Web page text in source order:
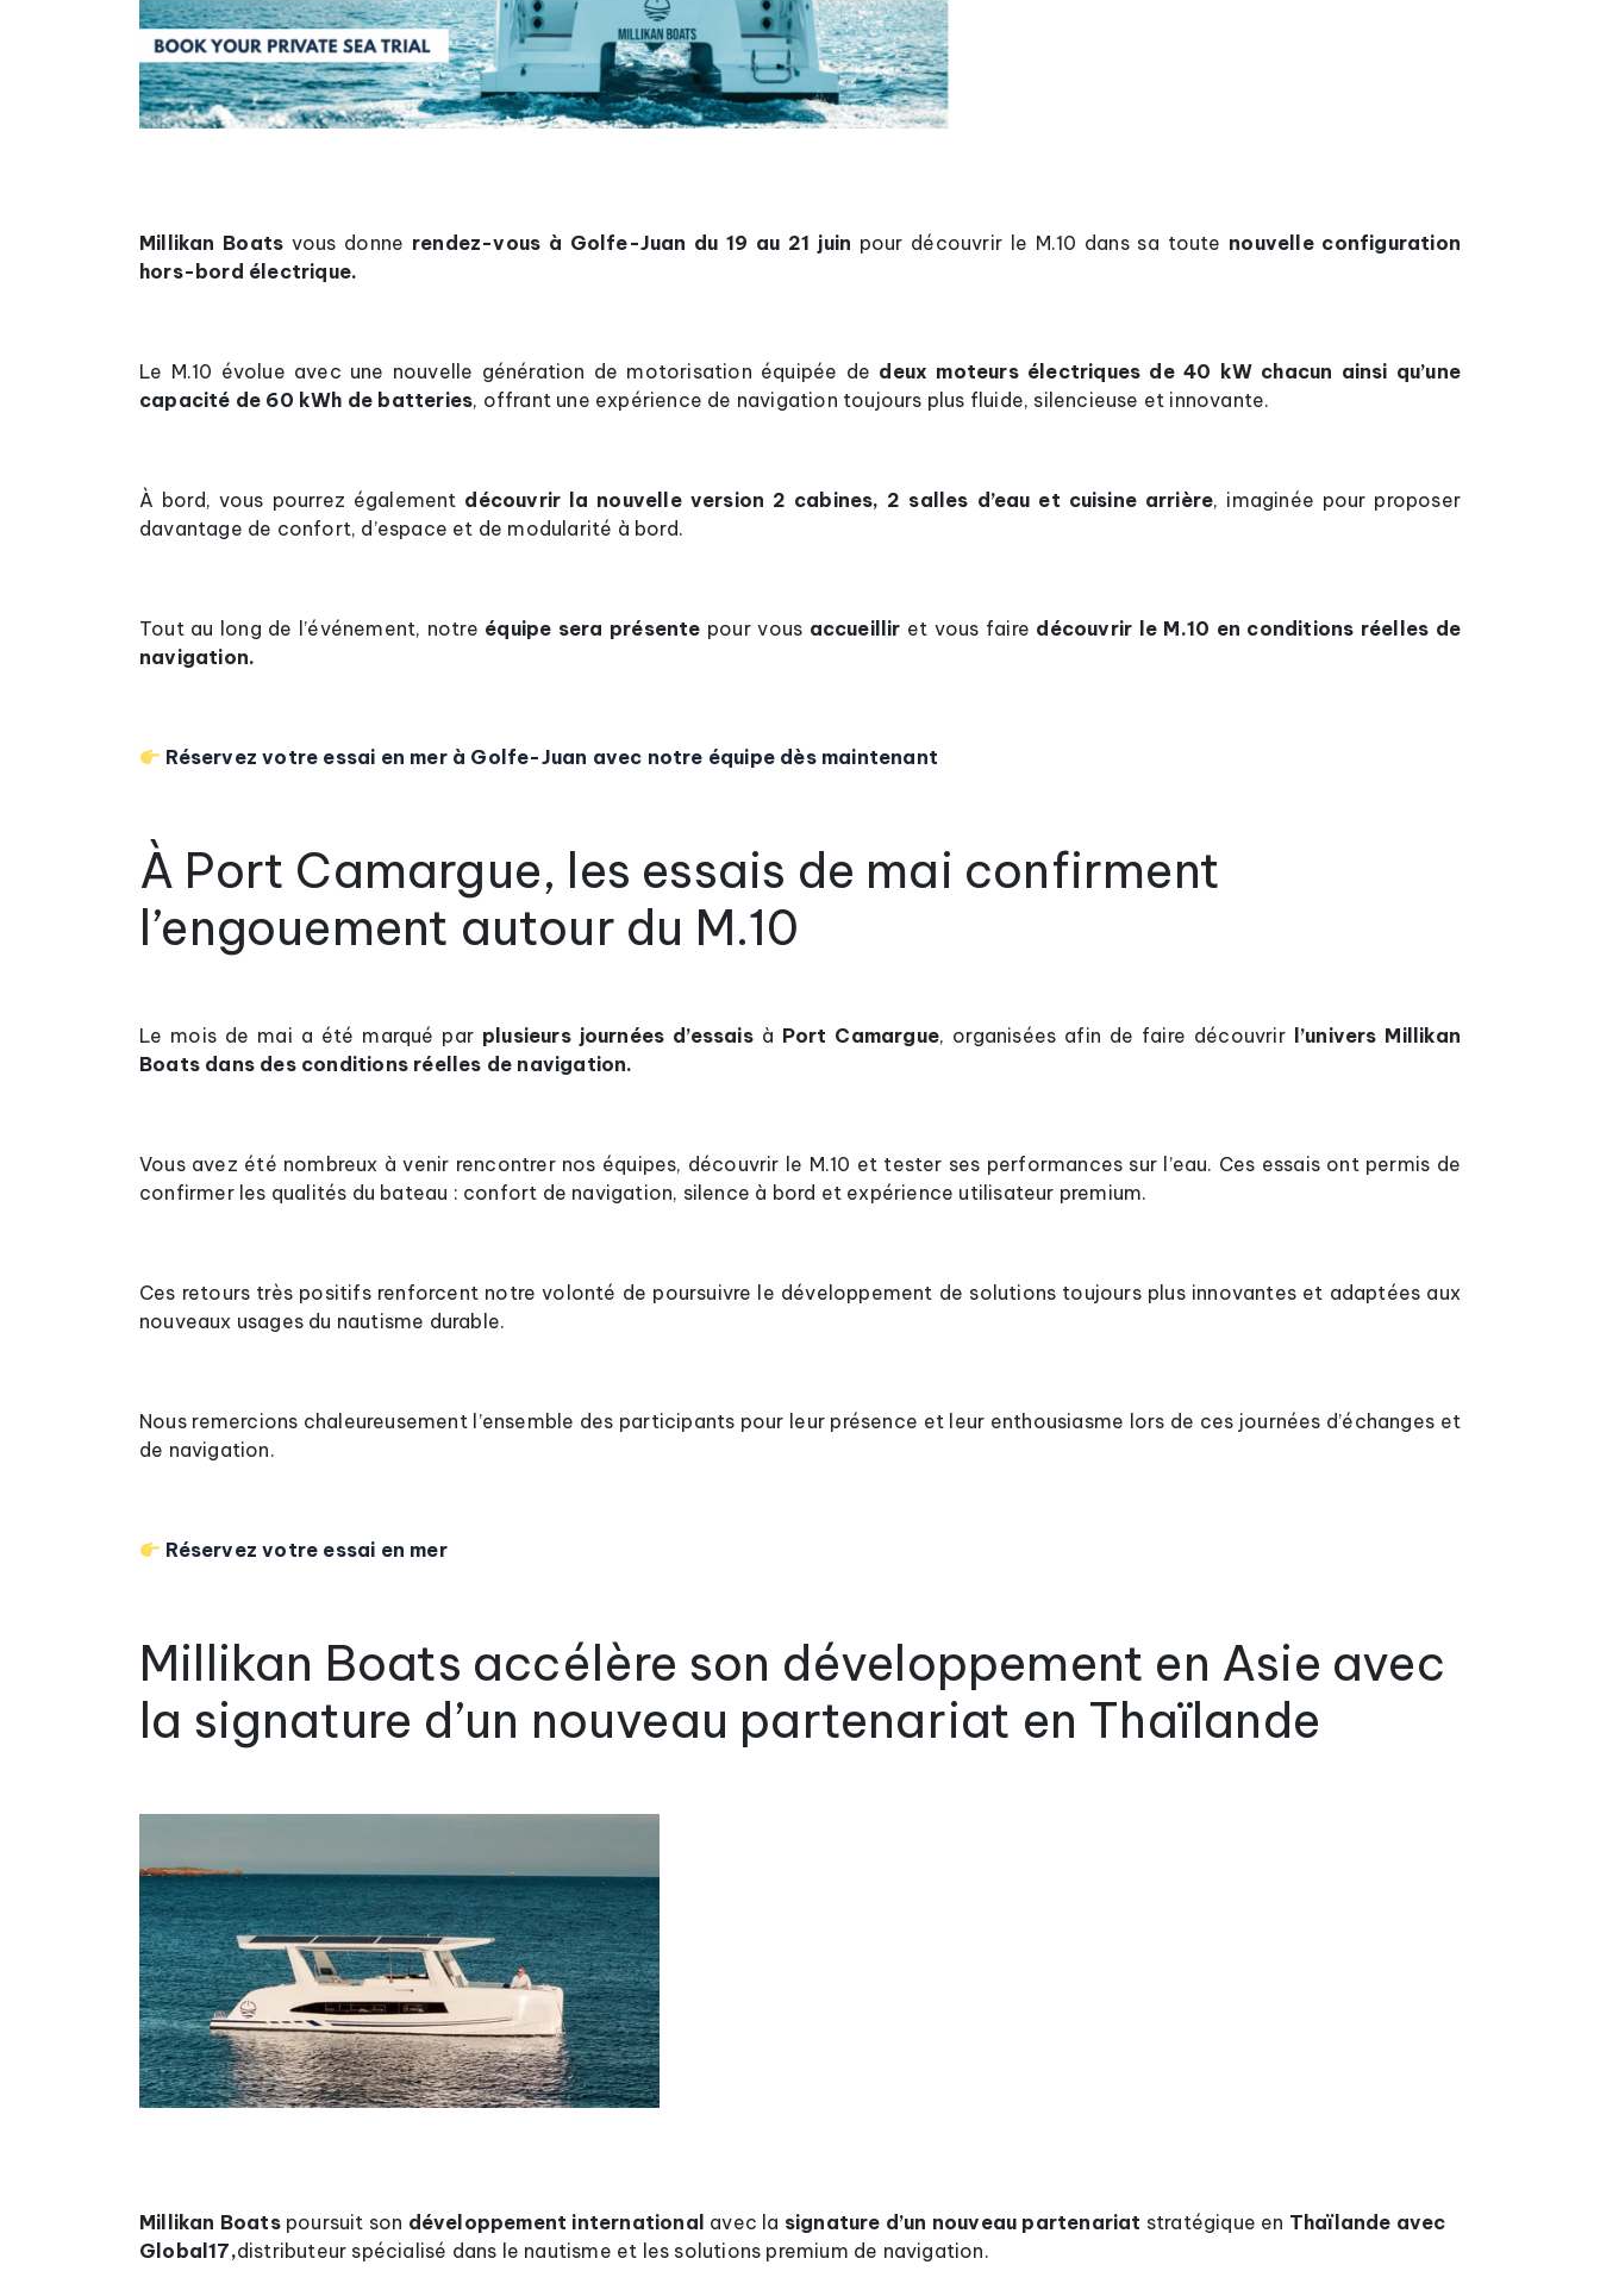
Millikan Boats vous donne rendez-vous à Golfe-Juan du 19 au 21 juin pour découvrir le M.10 dans sa toute nouvelle configuration
hors-bord électrique.
Le M.10 évolue avec une nouvelle génération de motorisation équipée de deux moteurs électriques de 40 kW chacun ainsi qu’une
capacité de 60 kWh de batteries, offrant une expérience de navigation toujours plus fluide, silencieuse et innovante.
À bord, vous pourrez également découvrir la nouvelle version 2 cabines, 2 salles d’eau et cuisine arrière, imaginée pour proposer
davantage de confort, d’espace et de modularité à bord.
Tout au long de l’événement, notre équipe sera présente pour vous accueillir et vous faire découvrir le M.10 en conditions réelles de
navigation.
Réservez votre essai en mer à Golfe-Juan avec notre équipe dès maintenant
À Port Camargue, les essais de mai confirment
l’engouement autour du M.10
Le mois de mai a été marqué par plusieurs journées d’essaisà Port Camargue, organisées afin de faire découvrirl’univers Millikan
Boats dans des conditions réelles de navigation.
Vous avez été nombreux à venir rencontrer nos équipes, découvrir le M.10 et tester ses performances sur l’eau. Ces essais ont permis de
confirmer les qualités du bateau : confort de navigation, silence à bord et expérience utilisateur premium.
Ces retours très positifs renforcent notre volonté de poursuivre le développement de solutions toujours plus innovantes et adaptées aux
nouveaux usages du nautisme durable.
Nous remercions chaleureusement l’ensemble des participants pour leur présence et leur enthousiasme lors de ces journées d’échanges et
de navigation.
Réservez votre essai en mer
Millikan Boats accélère son développement en Asie avec
la signature d’un nouveau partenariat en Thaïlande
Millikan Boatspoursuit son développement international avec la signature d’un nouveau partenariat stratégique en Thaïlande avec
Global17,distributeur spécialisé dans le nautisme et les solutions premium de navigation.